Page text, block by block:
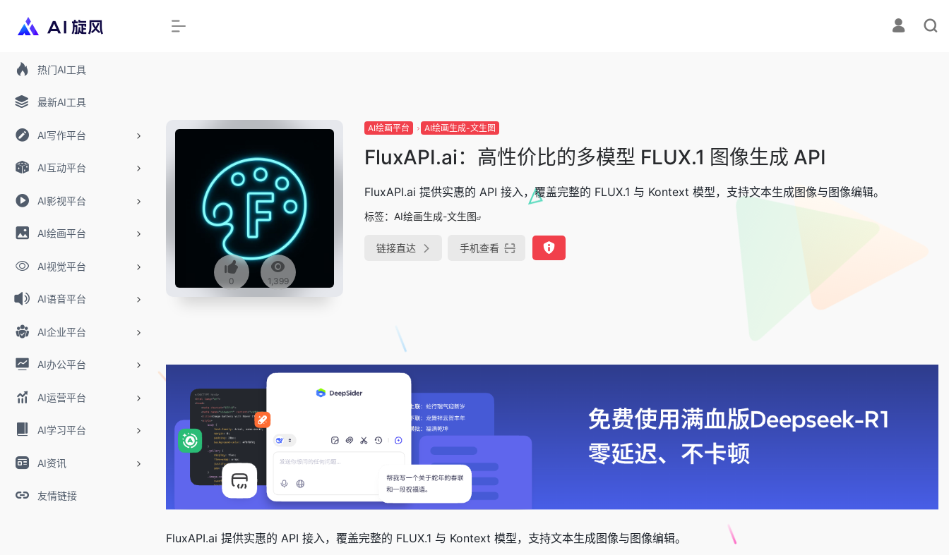
热门AI工具
最新AI工具
AI写作平台
AI互动平台
AI影视平台
AI绘画平台
AI视觉平台
AI语音平台
AI企业平台
AI办公平台
AI运营平台
AI学习平台
AI资讯
友情链接
0 1,399
AI绘画平台 AI绘画生成-文生图
FluxAPI.ai：高性价比的多模型 FLUX.1 图像生成 API
FluxAPI.ai 提供实惠的 API 接入，覆盖完整的 FLUX.1 与 Kontext 模型，支持文本生成图像与图像编辑。
标签： AI绘画生成-文生图
链接直达 手机查看
FluxAPI.ai 提供实惠的 API 接入，覆盖完整的 FLUX.1 与 Kontext 模型，支持文本生成图像与图像编辑。